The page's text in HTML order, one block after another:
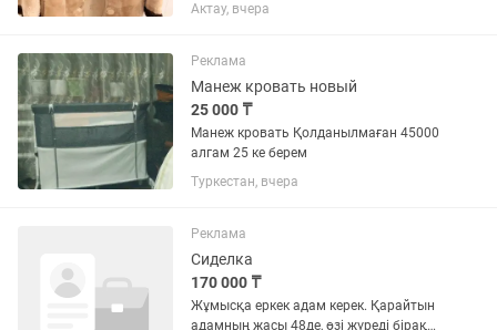
Актау, вчера
Реклама
Манеж кровать новый
25 000 ₸
Манеж кровать Қолданылмаған 45000
алгам 25 ке берем
Туркестан, вчера
Реклама
Сиделка
170 000 ₸
Жұмысқа еркек адам керек. Қарайтын
адамның жасы 48де, өзі жүреді бірақ